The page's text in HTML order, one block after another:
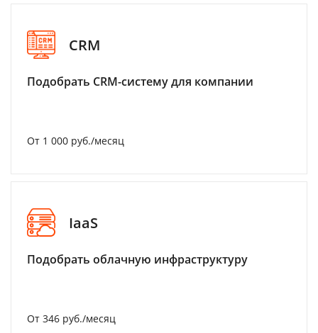
CRM
Подобрать CRM-систему для компании
От 1 000 руб./месяц
IaaS
Подобрать облачную инфраструктуру
От 346 руб./месяц